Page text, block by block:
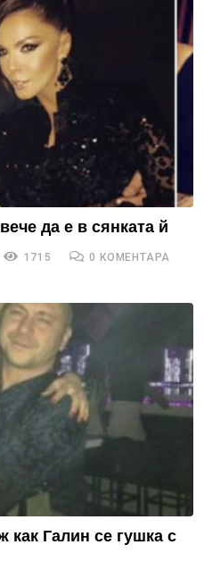
да е в сянката й
1715 0 КОМЕНТАРА
как Галин се гушка с